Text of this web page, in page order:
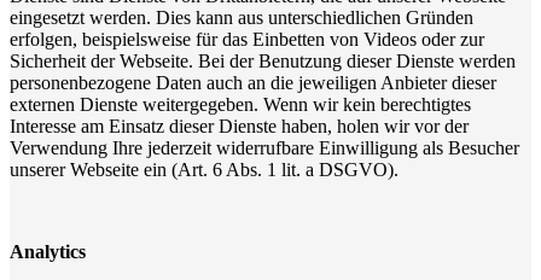
eingesetzt werden. Dies kann aus unterschiedlichen Gründen
erfolgen, beispielsweise für das Einbetten von Videos oder zur
Sicherheit der Webseite. Bei der Benutzung dieser Dienste werden
personenbezogene Daten auch an die jeweiligen Anbieter dieser
externen Dienste weitergegeben. Wenn wir kein berechtigtes
Interesse am Einsatz dieser Dienste haben, holen wir vor der
Verwendung Ihre jederzeit widerrufbare Einwilligung als Besucher
unserer Webseite ein (Art. 6 Abs. 1 lit. a DSGVO).
Analytics